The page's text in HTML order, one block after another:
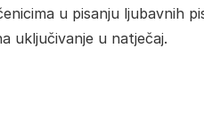
u pisanju ljubavnih
uključivanje u natječaj.